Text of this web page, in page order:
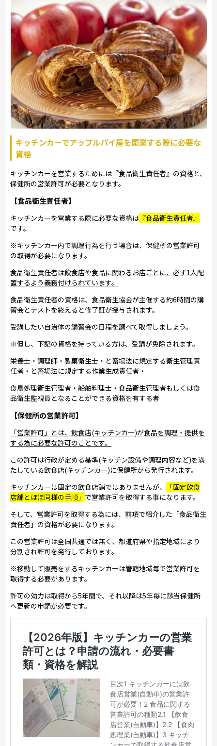
キッチンカーでアップルパイ屋を開業する際に必要な
資格
キッチンカーを営業するためには『食品衛生責任者』の資格と、
保健所の営業許可が必要となります。
【食品衛生責任者】
キッチンカーを営業する際に必要な資格は 『食品衛生責任者』
です。
※キッチンカー内で調理行為を行う場合は、保健所の営業許可
の取得が必要になります。
食品衛生責任者は飲食店や食品に関わるお店ごとに、必ず1人配
置するよう義務付けられています。
食品衛生責任者の資格は、食品衛生協会が主催する約6時間の講
習会とテストを終えると修了証が授与されます。
受講したい自治体の講習会の日程を調べて取得しましょう。
※但し、下記の資格を持っている方は、受講が免除されます。
栄養士・調理師・製菓衛生士・と畜場法に規定する衛生管理責
任者・と畜場法に規定する作業生成責任者・
食鳥処理衛生管理者・船舶料理士・食品衛生管理者もしくは食
品衛生監視員となることができる資格を有する者
【保健所の営業許可】
「営業許可」とは、飲食店(キッチンカー)が食品を調理・提供を
する為に必要な許可のことです。
この許可は行政が定める基準(キッチン設備や調理内容など)を満
たしている飲食店(キッチンカー)に保健所から発行されます。
キッチンカーは固定の飲食店舗ではありませんが、
「固定飲食
店舗とほぼ同様の手順」 で営業許可を取得する事になります。
そして、営業許可を取得する為には、前項で紹介した「食品衛生
責任者」の資格が必要になります。
この営業許可は全国共通では無く、都道府県や指定地域により
分割され許可を発行しております。
※移動して販売をするキッチンカーは管轄地域毎で営業許可を
取得する必要があります。
許可の効力は取得から5年間で、それ以降は5年毎に該当保健所
へ更新の申請が必要です。